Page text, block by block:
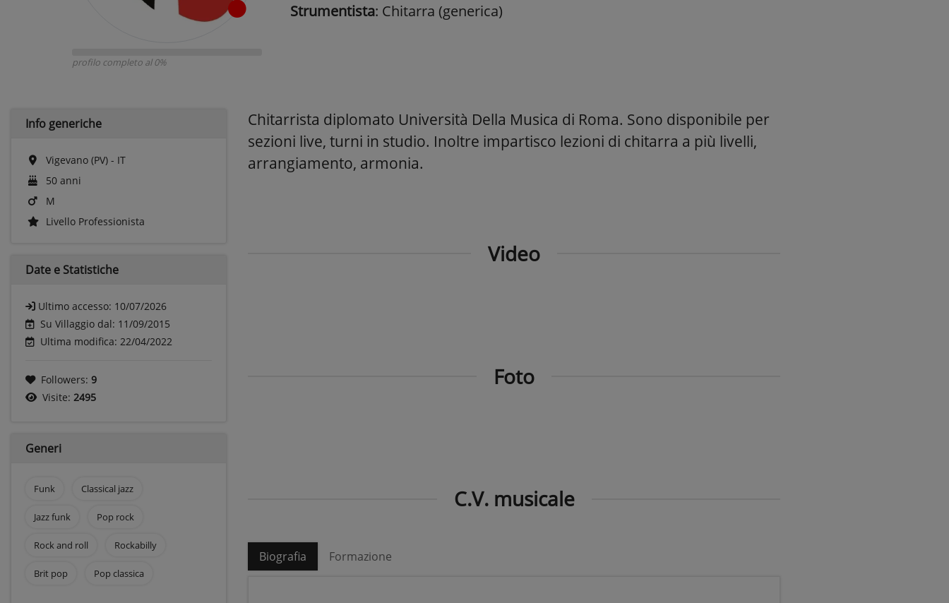
profilo completo al 0%
Strumentista: Chitarra (generica)
Info generiche
Vigevano (PV) - IT
50 anni
M
Livello Professionista
Date e Statistiche
Ultimo accesso: 10/07/2026
Su Villaggio dal: 11/09/2015
Ultima modifica: 22/04/2022
Followers: 9
Visite: 2495
Generi
Funk Classical jazz
Jazz funk Pop rock
Rock and roll Rockabilly
Brit pop Pop classica
Chitarrista diplomato Università Della Musica di Roma. Sono disponibile per
sezioni live, turni in studio. Inoltre impartisco lezioni di chitarra a più livelli,
arrangiamento, armonia.
Video
Foto
C.V. musicale
Biografia Formazione